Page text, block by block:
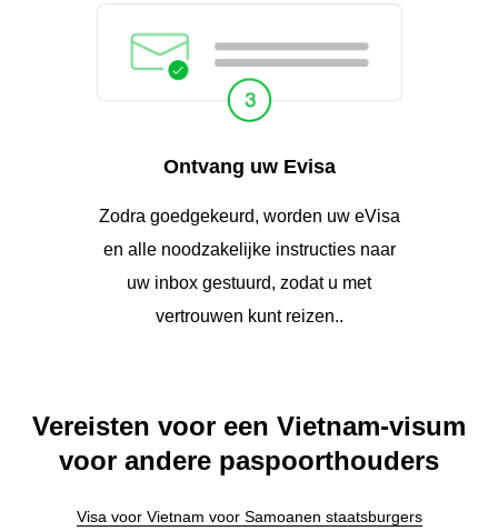
Ontvang uw Evisa
Zodra goedgekeurd, worden uw eVisa
en alle noodzakelijke instructies naar
uw inbox gestuurd, zodat u met
vertrouwen kunt reizen..
Vereisten voor een Vietnam-visum
voor andere paspoorthouders
Visa voor Vietnam voor Samoanen staatsburgers